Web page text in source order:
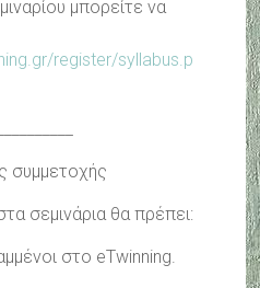
μπορείτε να
register/syllabus.p
συμμετοχής
σεμινάρια θα πρέπει:
στο eTwinning.